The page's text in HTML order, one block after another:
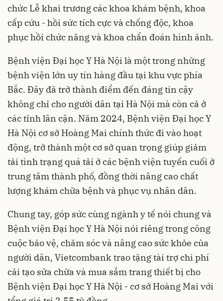
chức Lễ khai trương các khoa khám bệnh, khoa
cấp cứu - hồi sức tích cực và chống độc, khoa
phục hồi chức năng và khoa chẩn đoán hình ảnh.
Bệnh viện Đại học Y Hà Nội là một trong những
bệnh viện lớn uy tín hàng đầu tại khu vực phía
Bắc. Đây đã trở thành điểm đến đáng tin cậy
không chỉ cho người dân tại Hà Nội mà còn cả ở
các tỉnh lân cận. Năm 2024, Bệnh viện Đại học Y
Hà Nội cơ sở Hoàng Mai chính thức đi vào hoạt
động, trở thành một cơ sở quan trọng giúp giảm
tải tình trạng quá tải ở các bệnh viện tuyến cuối ở
trung tâm thành phố, đồng thời nâng cao chất
lượng khám chữa bệnh và phục vụ nhân dân.
Chung tay, góp sức cùng ngành y tế nói chung và
Bệnh viện Đại học Y Hà Nội nói riêng trong công
cuộc bảo vệ, chăm sóc và nâng cao sức khỏe của
người dân, Vietcombank trao tặng tài trợ chi phí
cải tạo sửa chữa và mua sắm trang thiết bị cho
Bệnh viện Đại học Y Hà Nội - cơ sở Hoàng Mai với